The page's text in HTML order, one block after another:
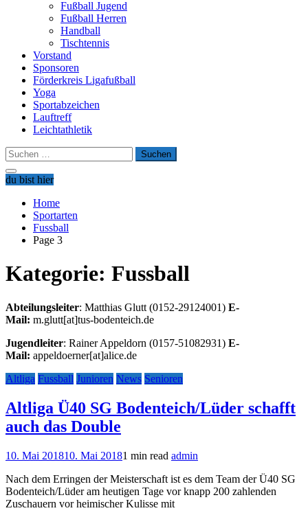
Fußball Jugend
Fußball Herren
Handball
Tischtennis
Vorstand
Sponsoren
Förderkreis Ligafußball
Yoga
Sportabzeichen
Lauftreff
Leichtathletik
Suchen
nach:
du bist hier
Home
Sportarten
Fussball
Page 3
Kategorie: Fussball
Abteilungsleiter: Matthias Glutt (0152-29124001) E-
Mail: m.glutt[at]tus-bodenteich.de
Jugendleiter: Rainer Appeldorn (0157-51082931) E-
Mail: appeldoerner[at]alice.de
Altliga Fussball Junioren News Senioren
Altliga Ü40 SG Bodenteich/Lüder schafft
auch das Double
10. Mai 201810. Mai 20181 min read admin
Nach dem Erringen der Meisterschaft ist es dem Team der Ü40 SG
Bodenteich/Lüder am heutigen Tage vor knapp 200 zahlenden
Zuschauern vor heimischer Kulisse mit